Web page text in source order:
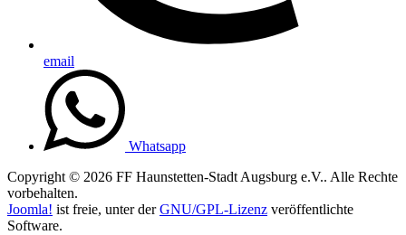
email
Whatsapp
Copyright © 2026 FF Haunstetten-Stadt Augsburg e.V.. Alle Rechte
vorbehalten.
Joomla! ist freie, unter derGNU/GPL-Lizenz veröffentlichte
Software.